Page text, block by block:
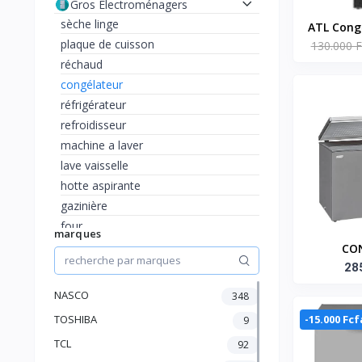
Gros Electroménagers
sèche linge
plaque de cuisson
réchaud
congélateur
réfrigérateur
refroidisseur
machine a laver
lave vaisselle
hotte aspirante
gazinière
four
TV et Accessoires
Climatisation, chauffage et
Maison et Bureau
beautés et accessoires
marques
NASCO 348
TOSHIBA 9
TCL 92
ATL
ATL-
130.000
-15.000